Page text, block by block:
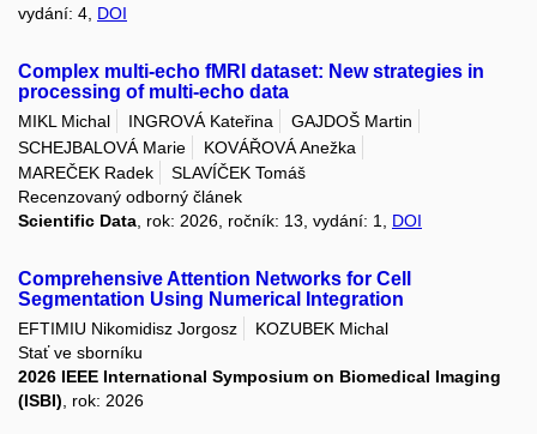
vydání: 4, DOI
Complex multi-echo fMRI dataset: New strategies in
processing of multi-echo data
MIKL Michal INGROVÁ Kateřina
GAJDOŠ Martin
SCHEJBALOVÁ Marie
KOVÁŘOVÁ Anežka
MAREČEK Radek
SLAVÍČEK Tomáš
Recenzovaný odborný článek
Scientific Data , rok: 2026, ročník: 13, vydání: 1, DOI
Comprehensive Attention Networks for Cell
Segmentation Using Numerical Integration
EFTIMIU Nikomidisz Jorgosz
KOZUBEK Michal
Stať ve sborníku
2026 IEEE International Symposium on Biomedical Imaging
(ISBI) , rok: 2026